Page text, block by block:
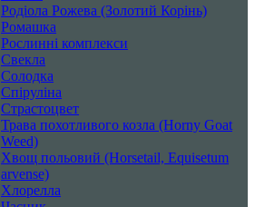
Родіола Рожева (Золотий Корінь)
Ромашка
Рослинні комплекси
Свекла
Солодка
Спіруліна
Страстоцвет
Трава похотливого козла (Horny Goat
Weed)
Хвощ польовий (Horsetail, Equisetum
arvense)
Хлорелла